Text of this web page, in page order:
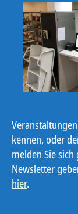
kennen, oder
melden Sie
Newsletter
hier.